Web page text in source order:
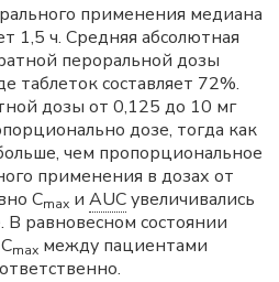
применения медиана
1,5 ч. Средняя абсолютная
пероральной дозы
таблеток составляет 72%.
дозы от 0,125 до 10 мг
дозе, тогда как
чем пропорциональное
применения в дозах от
Сmах и AUCувеличивались
равновесном состоянии
mах между пациентами